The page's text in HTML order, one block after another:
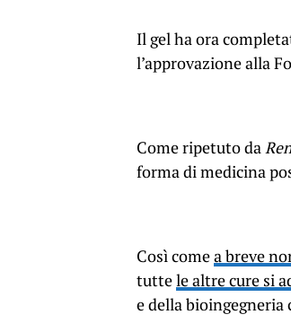
Il gel ha ora
l’approvazione alla
Come ripetuto da
forma di medicina
Così comea breve
tuttele altre cure si
e della